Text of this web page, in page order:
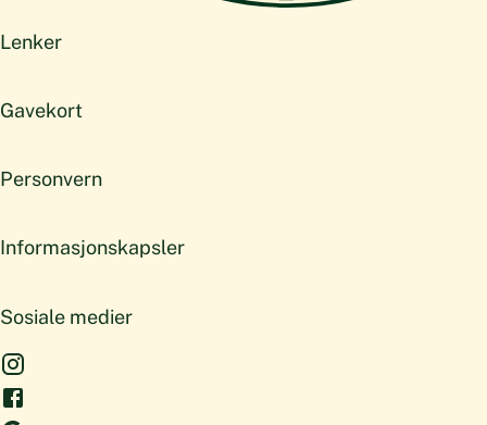
Lenker
Gavekort
Personvern
Informasjonskapsler
Sosiale medier